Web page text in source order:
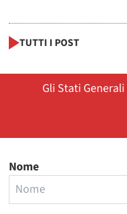
TUTTI I POST
Gli Stati
Nome